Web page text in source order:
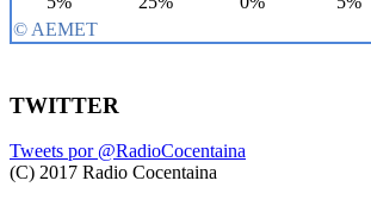
TWITTER
Tweets por @RadioCocentaina
(C) 2017 Radio Cocentaina